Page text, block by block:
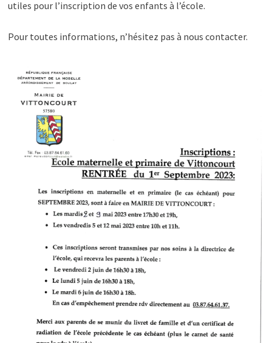
utiles pour l’inscription de vos enfants à l’école.
Pour toutes informations, n’hésitez pas à nous contacter.